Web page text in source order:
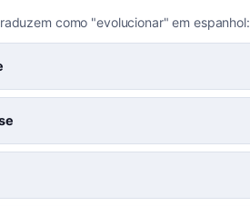
como "evolucionar" em espanhol: